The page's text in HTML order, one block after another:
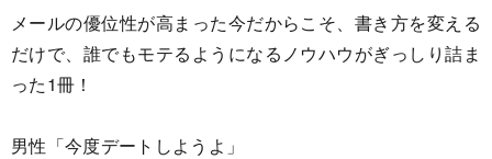
メールの優位性が高まった今だからこそ、書き方を変える
だけで、誰でもモテるようになるノウハウがぎっしり詰ま
った1冊！
男性「今度デートしようよ」